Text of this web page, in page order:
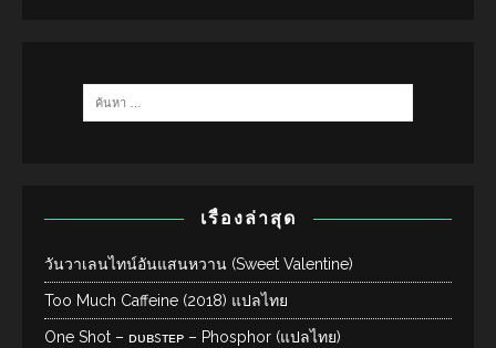
เรื่องล่าสุด
วันวาเลนไทน์อันแสนหวาน (Sweet Valentine)
Too Much Caffeine (2018) แปลไทย
One Shot – ᴅᴜʙsᴛᴇᴘ – Phosphor (แปลไทย)